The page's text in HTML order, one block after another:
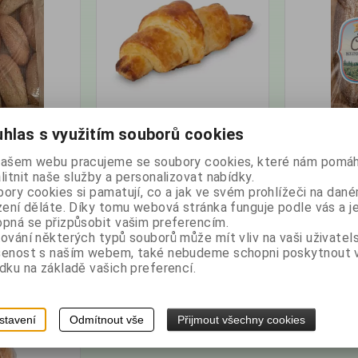
- balení
číslo:
133,93 Kč
Kč/5,99 EUR
Koupit
DP - Croissant 55g
Výrobce: Země
původu: Česko
Katalogové číslo:
007817
Hmotnost: 0,055
kg
bez DPH:40,18 Kč
s DPH:45 Kč/1,80 EUR
ks
DP - Chléb
Výrobce: Země
původu: Česko
Hmotnost:0,35
s
s využitím souborů cookies
webu pracujeme se soubory cookies, které nám
naše služby a personalizovat nabídky.
cookies si pamatují, co a jak ve svém prohlížeči na
děláte. Díky tomu webová stránka funguje podle vás a je
se přizpůsobit vašim preferencím.
některých typů souborů může mít vliv na vaši
s naším webem, také nebudeme schopni poskytnout
na základě vašich preferencí.
Odmítnout vše Přijmout všechny cookies